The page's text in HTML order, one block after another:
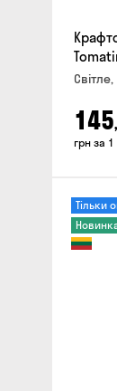
145
грн за 1
Тільки